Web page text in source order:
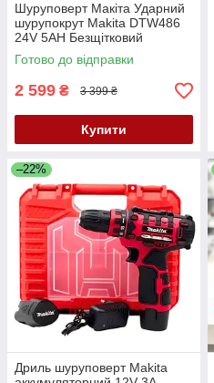
Шуруповерт Макіта Ударний
шурупокрут Makita DTW486
24V 5AH Безщітковий
акумуляторний шуруповерт
Готово до відправки
2 599 ₴ 3 399 ₴
Купити
–22%
Дриль шуруповерт Makita